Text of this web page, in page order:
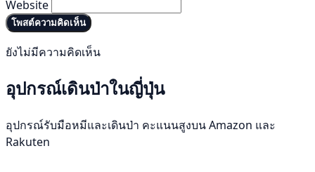
Website
โพสต์ความคิดเห็น
ยังไม่มีความคิดเห็น
อุปกรณ์เดินป่าในญี่ปุ่น
อุปกรณ์รับมือหมีและเดินป่า คะแนนสูงบน Amazon และ
Rakuten